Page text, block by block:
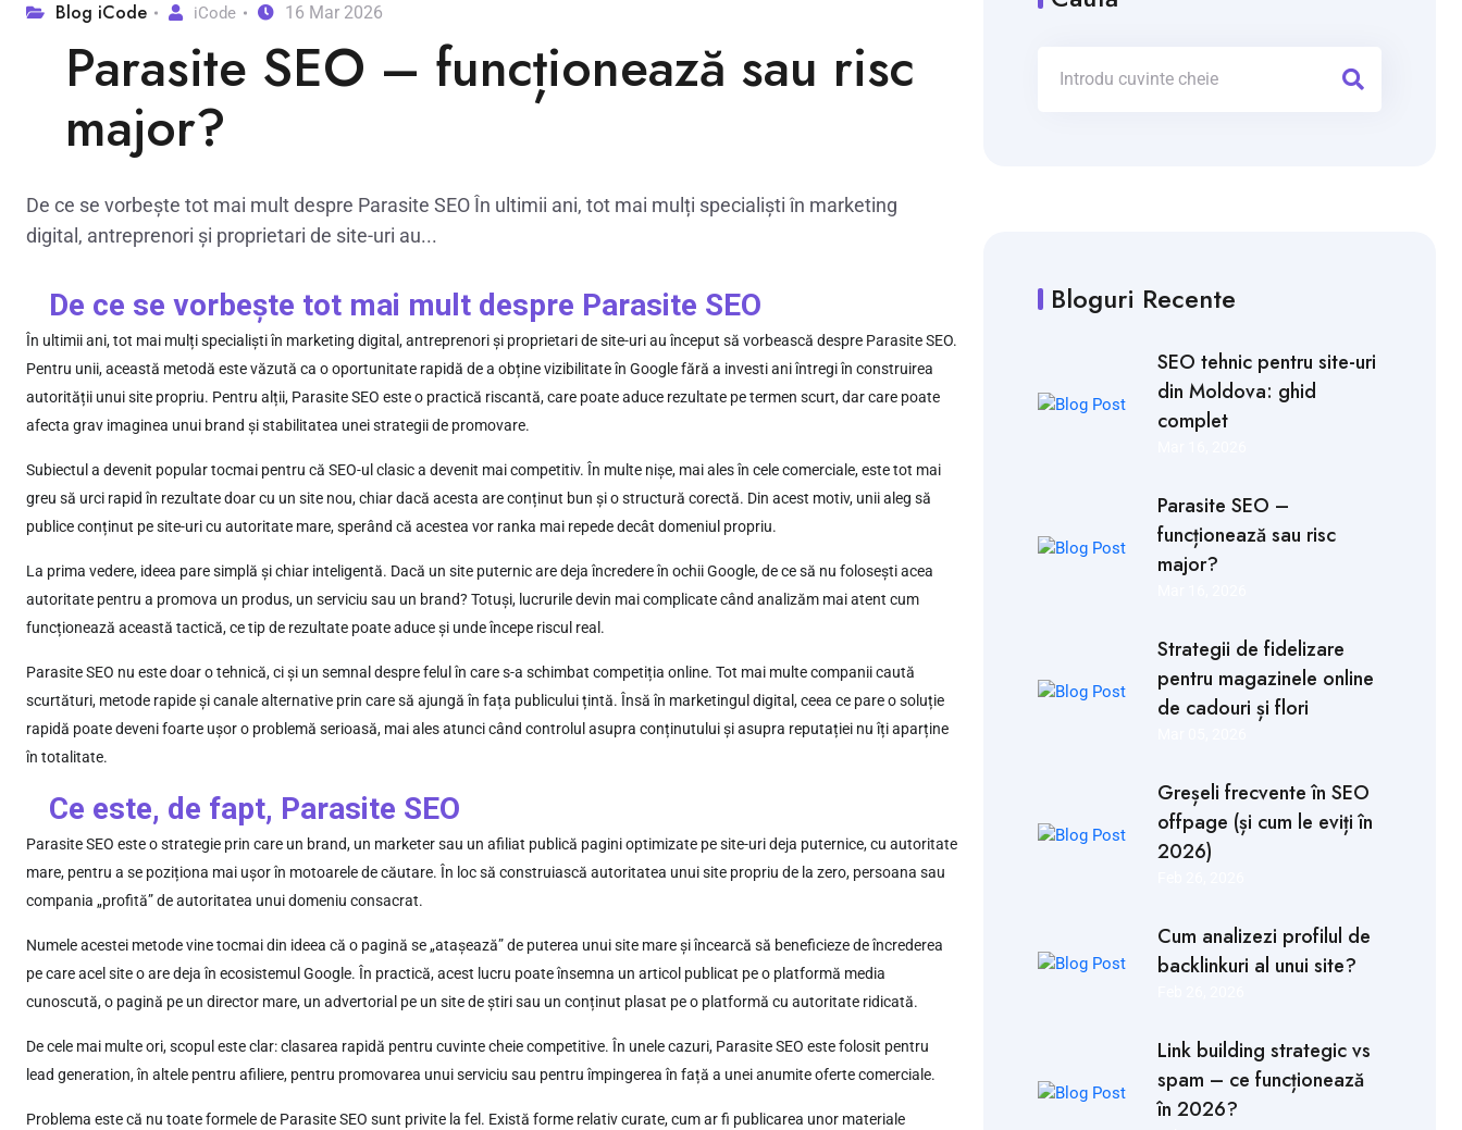
Blog iCode iCode 16 Mar 2026
Parasite SEO – funcționează sau risc
major?
De ce se vorbește tot mai mult despre Parasite SEO În ultimii ani, tot mai mulți specialiști în marketing
digital, antreprenori și proprietari de site-uri au...
De ce se vorbește tot mai mult despre Parasite SEO
În ultimii ani, tot mai mulți specialiști în marketing digital, antreprenori și proprietari de site-uri au început să vorbească despre Parasite SEO.
Pentru unii, această metodă este văzută ca o oportunitate rapidă de a obține vizibilitate în Google fără a investi ani întregi în construirea
autorității unui site propriu. Pentru alții, Parasite SEO este o practică riscantă, care poate aduce rezultate pe termen scurt, dar care poate
afecta grav imaginea unui brand și stabilitatea unei strategii de promovare.
Subiectul a devenit popular tocmai pentru că SEO-ul clasic a devenit mai competitiv. În multe nișe, mai ales în cele comerciale, este tot mai
greu să urci rapid în rezultate doar cu un site nou, chiar dacă acesta are conținut bun și o structură corectă. Din acest motiv, unii aleg să
publice conținut pe site-uri cu autoritate mare, sperând că acestea vor ranka mai repede decât domeniul propriu.
La prima vedere, ideea pare simplă și chiar inteligentă. Dacă un site puternic are deja încredere în ochii Google, de ce să nu folosești acea
autoritate pentru a promova un produs, un serviciu sau un brand? Totuși, lucrurile devin mai complicate când analizăm mai atent cum
funcționează această tactică, ce tip de rezultate poate aduce și unde începe riscul real.
Parasite SEO nu este doar o tehnică, ci și un semnal despre felul în care s-a schimbat competiția online. Tot mai multe companii caută
scurtături, metode rapide și canale alternative prin care să ajungă în fața publicului țintă. Însă în marketingul digital, ceea ce pare o soluție
rapidă poate deveni foarte ușor o problemă serioasă, mai ales atunci când controlul asupra conținutului și asupra reputației nu îți aparține
în totalitate.
Ce este, de fapt, Parasite SEO
Parasite SEO este o strategie prin care un brand, un marketer sau un afiliat publică pagini optimizate pe site-uri deja puternice, cu autoritate
mare, pentru a se poziționa mai ușor în motoarele de căutare. În loc să construiască autoritatea unui site propriu de la zero, persoana sau
compania „profită” de autoritatea unui domeniu consacrat.
Numele acestei metode vine tocmai din ideea că o pagină se „atașează” de puterea unui site mare și încearcă să beneficieze de încrederea
pe care acel site o are deja în ecosistemul Google. În practică, acest lucru poate însemna un articol publicat pe o platformă media
cunoscută, o pagină pe un director mare, un advertorial pe un site de știri sau un conținut plasat pe o platformă cu autoritate ridicată.
De cele mai multe ori, scopul este clar: clasarea rapidă pentru cuvinte cheie competitive. În unele cazuri, Parasite SEO este folosit pentru
lead generation, în altele pentru afiliere, pentru promovarea unui serviciu sau pentru împingerea în față a unei anumite oferte comerciale.
Problema este că nu toate formele de Parasite SEO sunt privite la fel. Există forme relativ curate, cum ar fi publicarea unor materiale
Bloguri Recente
SEO tehnic pentru site-uri
din Moldova: ghid
complet
Parasite SEO –
funcționează sau risc
major?
Strategii de fidelizare
pentru magazinele online
de cadouri și flori
Greșeli frecvente în SEO
offpage (și cum le eviți în
2026)
Cum analizezi profilul de
backlinkuri al unui site?
Link building strategic vs
spam – ce funcționează
în 2026?